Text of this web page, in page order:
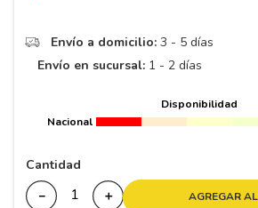
Envío a domicilio: 3 - 5 días
Envío en sucursal: 1 - 2 días
Disponibilidad
Nacional
Cantidad
＋
－ AGREGAR